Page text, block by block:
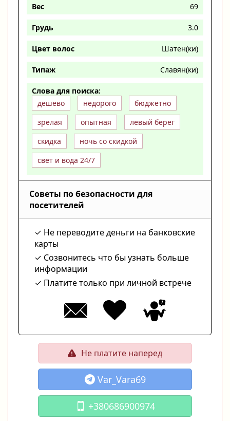
Вес 69
Грудь 3.0
Цвет волос Шатен(ки)
Типаж Славян(ки)
Слова для поиска:
дешево
недорого
бюджетно
зрелая
опытная
левый берег
скидка
ночь со скидкой
свет и вода 24/7
Советы по безопасности для
посетителей
Не переводите деньги на банковские
карты
Созвонитесь что бы узнать больше
информации
Платите только при личной встрече
Не платите наперед
Var_Vara69
+380686900974